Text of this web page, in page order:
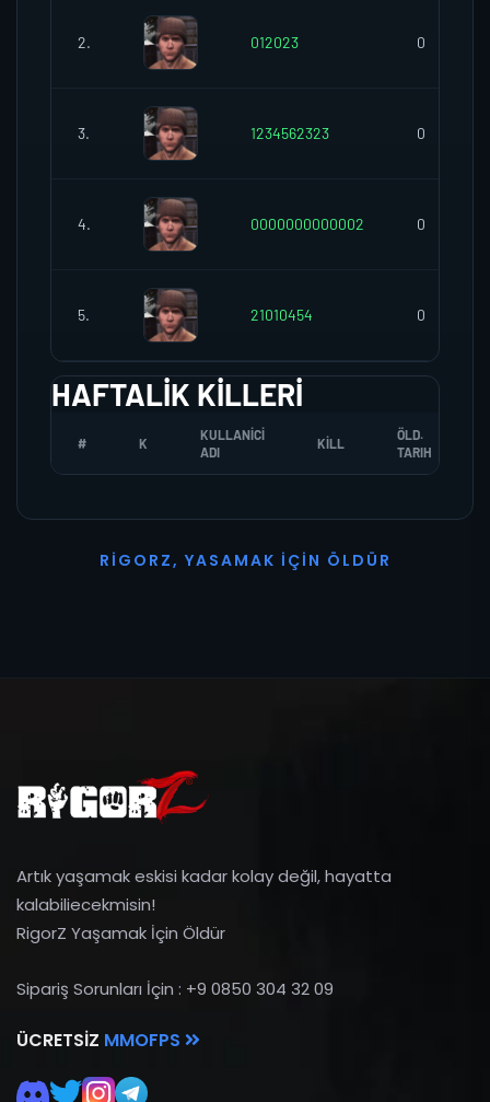
2. 012023 0
3. 1234562323 0
4. 0000000000002 0
5. 21010454 0
HAFTALIK KILLERI
# K
KULLANICI
ADI
KILL
ÖLD.
TARIH
R I G O R Z, YASAMAK İ ÇI N Ö L D Ü R
Artık yaşamak eskisi kadar kolay değil, hayatta
kalabiliecekmisin!
RigorZ Yaşamak İçin Öldür
Sipariş Sorunları İçin : +9 0850 304 32 09
ÜCRETSIZ MMOFPS